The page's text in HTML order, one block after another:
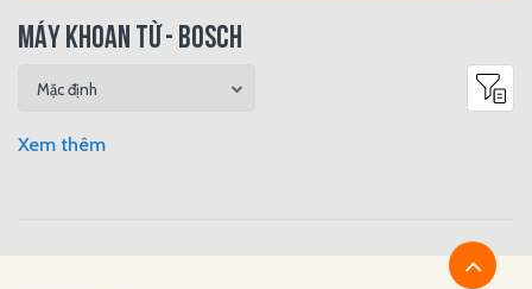
MÁY KHOAN TỪ - BOSCH
Xem thêm